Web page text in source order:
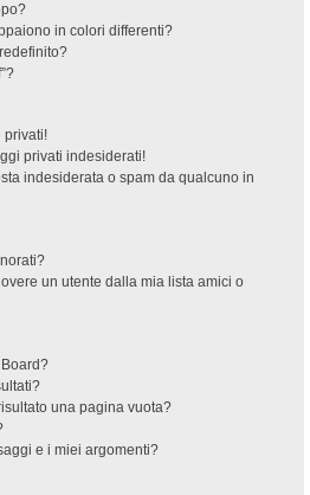
in colori differenti?
privati!
privati indesiderati!
indesiderata o spam da qualcuno in
un utente dalla mia lista amici o
una pagina vuota?
e i miei argomenti?